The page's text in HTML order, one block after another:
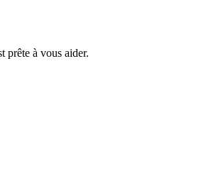
prête à vous aider.